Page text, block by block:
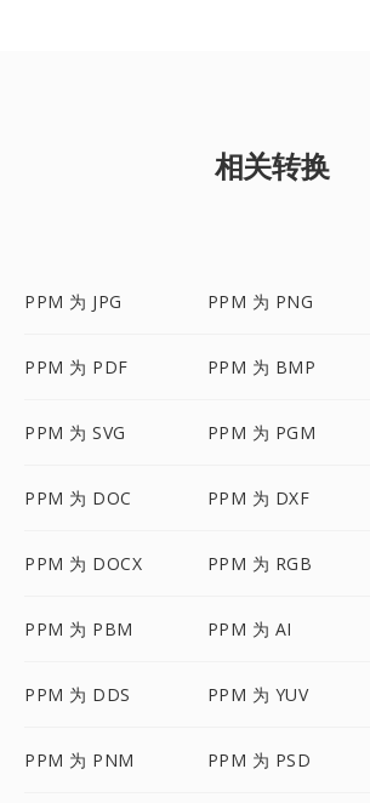
相关转换
PPM 为 JPG PPM 为 PNG
PPM 为 PDF PPM 为 BMP
PPM 为 SVG PPM 为 PGM
PPM 为 DOC PPM 为 DXF
PPM 为 DOCX PPM 为 RGB
PPM 为 PBM PPM 为 AI
PPM 为 DDS PPM 为 YUV
PPM 为 PNM PPM 为 PSD